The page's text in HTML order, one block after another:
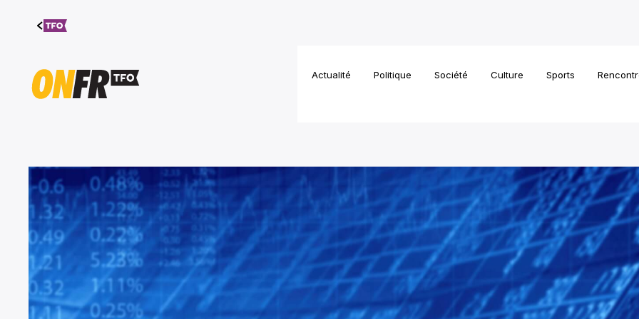
Aller au
contenu
Actualité Politique Société Culture Sports